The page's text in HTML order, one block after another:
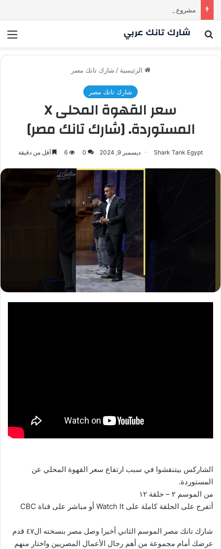
بحث عن
الرئيسية / شارك تانك مصر
شارك تانك مصر
سعر القهوة المحلى X
المستوردة. [شارك تانك مصر]
Shark Tank Egypt ديسمبر 9, 2024 0
6 أقل من دقيقة
الشاركس بيتنقشوا في سبب ارتفاع سعر القهوة المحلي عن
المستوردة.
من الموسم ٢ – حلقة ١٢
أتفرج على الحلقة كاملة على Watch It أو مباشر على قناة CBC
شارك تانك مصر الموسم الثاني أخيرا وصل مصر بنسخته ال٤٧ قدم
عرضك أمام مجموعة من أهم رجال الأعمال المصريين واختار منهم